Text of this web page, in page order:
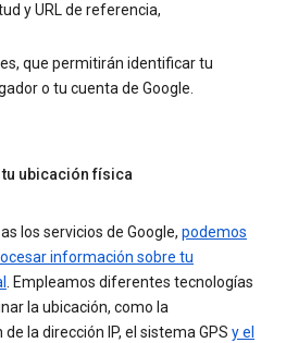
y URL de referencia,
que permitirán identificar tu
o tu cuenta de Google.
tu ubicación física
los servicios de Google, podemos
información sobre tu
. Empleamos diferentes tecnologías
la ubicación, como la
la dirección IP, el sistema GPS y el